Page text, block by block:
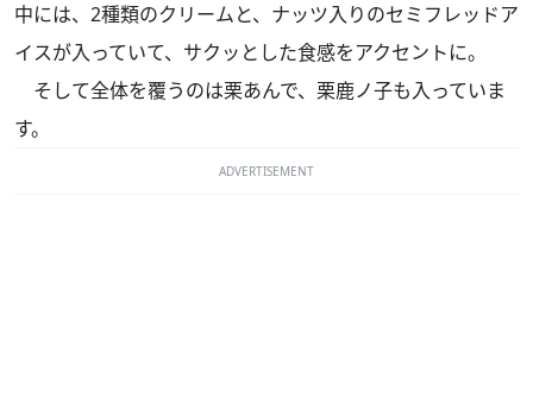
中には、2種類のクリームと、ナッツ入りのセミフレッドア
イスが入っていて、サクッとした食感をアクセントに。
そして全体を覆うのは栗あんで、栗鹿ノ子も入っていま
す。
ADVERTISEMENT